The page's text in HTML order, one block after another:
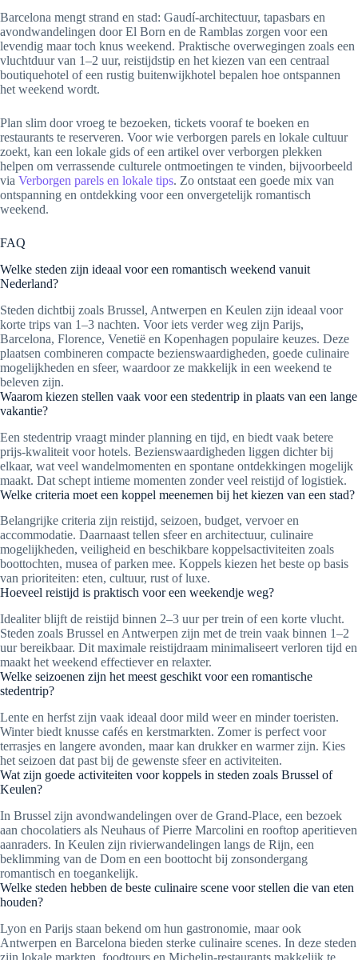
Barcelona mengt strand en stad: Gaudí-architectuur, tapasbars en
avondwandelingen door El Born en de Ramblas zorgen voor een
levendig maar toch knus weekend. Praktische overwegingen zoals een
vluchtduur van 1–2 uur, reistijdstip en het kiezen van een centraal
boutiquehotel of een rustig buitenwijkhotel bepalen hoe ontspannen
het weekend wordt.
Plan slim door vroeg te bezoeken, tickets vooraf te boeken en
restaurants te reserveren. Voor wie verborgen parels en lokale cultuur
zoekt, kan een lokale gids of een artikel over verborgen plekken
helpen om verrassende culturele ontmoetingen te vinden, bijvoorbeeld
via Verborgen parels en lokale tips. Zo ontstaat een goede mix van
ontspanning en ontdekking voor een onvergetelijk romantisch
weekend.
FAQ
Welke steden zijn ideaal voor een romantisch weekend vanuit
Nederland?
Steden dichtbij zoals Brussel, Antwerpen en Keulen zijn ideaal voor
korte trips van 1–3 nachten. Voor iets verder weg zijn Parijs,
Barcelona, Florence, Venetië en Kopenhagen populaire keuzes. Deze
plaatsen combineren compacte bezienswaardigheden, goede culinaire
mogelijkheden en sfeer, waardoor ze makkelijk in een weekend te
beleven zijn.
Waarom kiezen stellen vaak voor een stedentrip in plaats van een lange
vakantie?
Een stedentrip vraagt minder planning en tijd, en biedt vaak betere
prijs-kwaliteit voor hotels. Bezienswaardigheden liggen dichter bij
elkaar, wat veel wandelmomenten en spontane ontdekkingen mogelijk
maakt. Dat schept intieme momenten zonder veel reistijd of logistiek.
Welke criteria moet een koppel meenemen bij het kiezen van een stad?
Belangrijke criteria zijn reistijd, seizoen, budget, vervoer en
accommodatie. Daarnaast tellen sfeer en architectuur, culinaire
mogelijkheden, veiligheid en beschikbare koppelsactiviteiten zoals
boottochten, musea of parken mee. Koppels kiezen het beste op basis
van prioriteiten: eten, cultuur, rust of luxe.
Hoeveel reistijd is praktisch voor een weekendje weg?
Idealiter blijft de reistijd binnen 2–3 uur per trein of een korte vlucht.
Steden zoals Brussel en Antwerpen zijn met de trein vaak binnen 1–2
uur bereikbaar. Dit maximale reistijdraam minimaliseert verloren tijd en
maakt het weekend effectiever en relaxter.
Welke seizoenen zijn het meest geschikt voor een romantische
stedentrip?
Lente en herfst zijn vaak ideaal door mild weer en minder toeristen.
Winter biedt knusse cafés en kerstmarkten. Zomer is perfect voor
terrasjes en langere avonden, maar kan drukker en warmer zijn. Kies
het seizoen dat past bij de gewenste sfeer en activiteiten.
Wat zijn goede activiteiten voor koppels in steden zoals Brussel of
Keulen?
In Brussel zijn avondwandelingen over de Grand-Place, een bezoek
aan chocolatiers als Neuhaus of Pierre Marcolini en rooftop aperitieven
aanraders. In Keulen zijn rivierwandelingen langs de Rijn, een
beklimming van de Dom en een boottocht bij zonsondergang
romantisch en toegankelijk.
Welke steden hebben de beste culinaire scene voor stellen die van eten
houden?
Lyon en Parijs staan bekend om hun gastronomie, maar ook
Antwerpen en Barcelona bieden sterke culinaire scenes. In deze steden
zijn lokale markten, foodtours en Michelin-restaurants makkelijk te